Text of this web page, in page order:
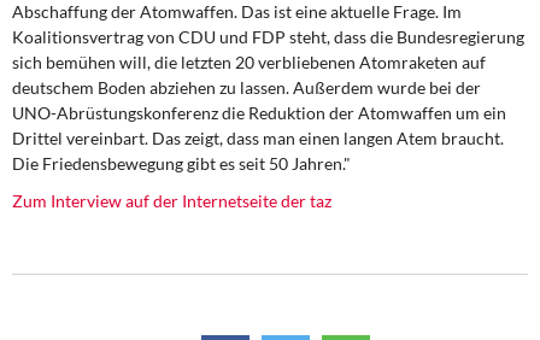
Öffentliche Infrastruktur und Daseinsvorsorge
Eurokrise und Griechenland
DIE LINKE
Weitere Themen
Abschaffung der Atomwaffen. Das ist eine aktuelle Frage. Im
Koalitionsvertrag von CDU und FDP steht, dass die Bundesregierung
sich bemühen will, die letzten 20 verbliebenen Atomraketen auf
deutschem Boden abziehen zu lassen. Außerdem wurde bei der
UNO-Abrüstungskonferenz die Reduktion der Atomwaffen um ein
Drittel vereinbart. Das zeigt, dass man einen langen Atem braucht.
Die Friedensbewegung gibt es seit 50 Jahren."
Zum Interview auf der Internetseite der taz